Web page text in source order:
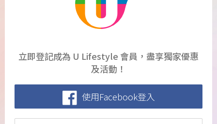
立即登記成為 U Lifestyle 會員，盡享獨家優惠
及活動！
使用Facebook登入